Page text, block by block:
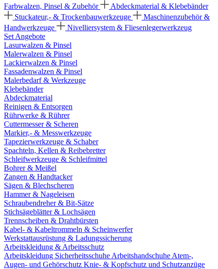
Farbwalzen, Pinsel & Zubehör
Abdeckmaterial & Klebebänder
Stuckateur,- & Trockenbauwerkzeuge
Maschinenzubehör &
Handwerkzeuge
Nivelliersystem & Fliesenlegerwerkzeug
Set Angebote
Lasurwalzen & Pinsel
Malerwalzen & Pinsel
Lackierwalzen & Pinsel
Fassadenwalzen & Pinsel
Malerbedarf & Werkzeuge
Klebebänder
Abdeckmaterial
Reinigen & Entsorgen
Rührwerke & Rührer
Cuttermesser & Scheren
Markier,- & Messwerkzeuge
Tapezierwerkzeuge & Schaber
Spachteln, Kellen & Reibebretter
Schleifwerkzeuge & Schleifmittel
Bohrer & Meißel
Zangen & Handtacker
Sägen & Blechscheren
Hammer & Nageleisen
Schraubendreher & Bit-Sätze
Stichsägeblätter & Lochsägen
Trennscheiben & Drahtbürsten
Kabel- & Kabeltrommeln & Scheinwerfer
Werkstattausrüstung & Ladungssicherung
Arbeitskleidung & Arbeitsschutz
Arbeitskleidung Sicherheitsschuhe Arbeitshandschuhe Atem-,
Augen- und Gehörschutz Knie- & Kopfschutz und Schutzanzüge